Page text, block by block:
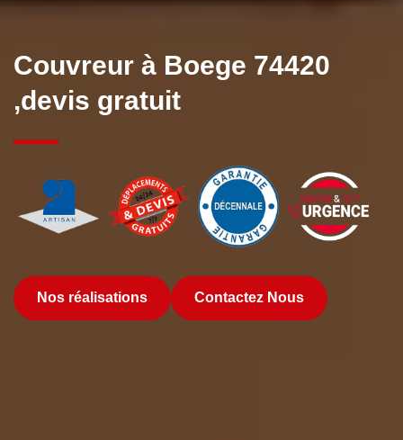
Couvreur à Boege 74420
,devis gratuit
Nos réalisations Contactez Nous